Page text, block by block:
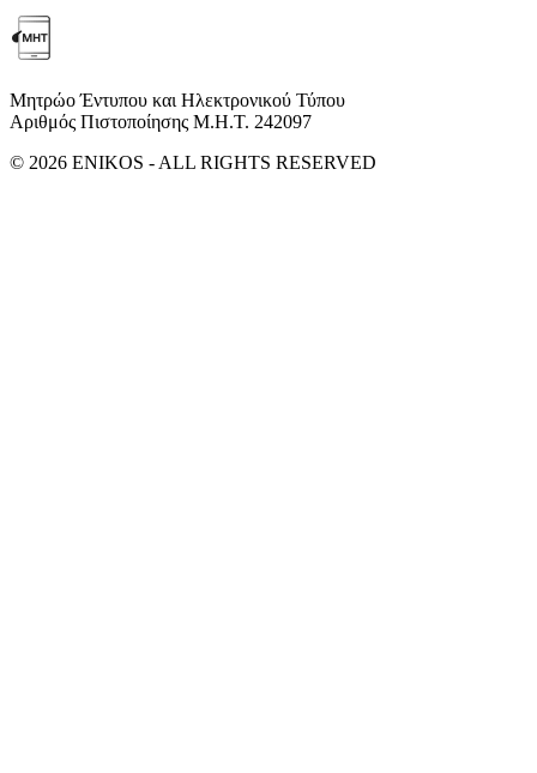
Μητρώο Έντυπου και Ηλεκτρονικού Τύπου
Αριθμός Πιστοποίησης Μ.Η.Τ. 242097
© 2026 ENIKOS - ALL RIGHTS RESERVED